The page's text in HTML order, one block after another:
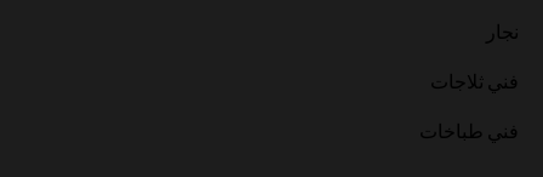
نجار
فني ثلاجات
فني طباخات